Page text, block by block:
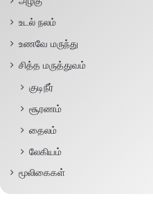
உடல் நலம்
உணவே மருந்து
சித்த மருத்துவம்
குடிநீர்
சூரணம்
தைலம்
லேகியம்
மூலிகைகள்